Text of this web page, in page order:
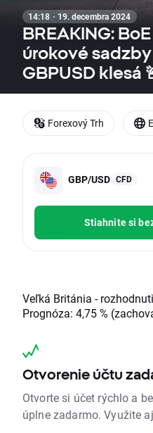
14:18 · 19. decembra 2024
BREAKING:
úrokové sadzby
GBPUSD klesá
GBP/USD CFD
Stiahnite si
Veľká Británia -
Prognóza: 4,75 %
Otvorenie účtu
Otvorte si účet rýchlo a
úplne zadarmo. Využite
Forexový Trh